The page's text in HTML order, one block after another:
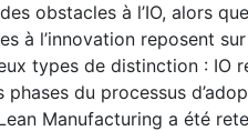
obstacles à l’IO, alors
à l’innovation reposent
types de distinction : IO
du processus
Manufacturing a été